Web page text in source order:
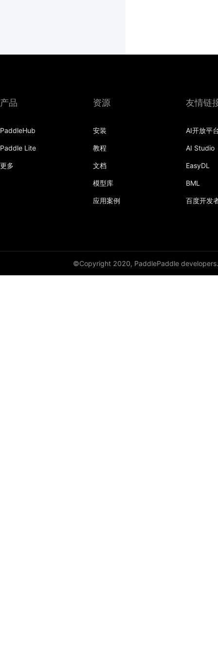
产品
PaddleHub
Paddle Lite
更多
资源
安装
教程
文档
模型库
应用案例
友情链
AI开放平
AI Studio
EasyDL
BML
百度开发
©Copyright 2020, PaddlePaddle developers.